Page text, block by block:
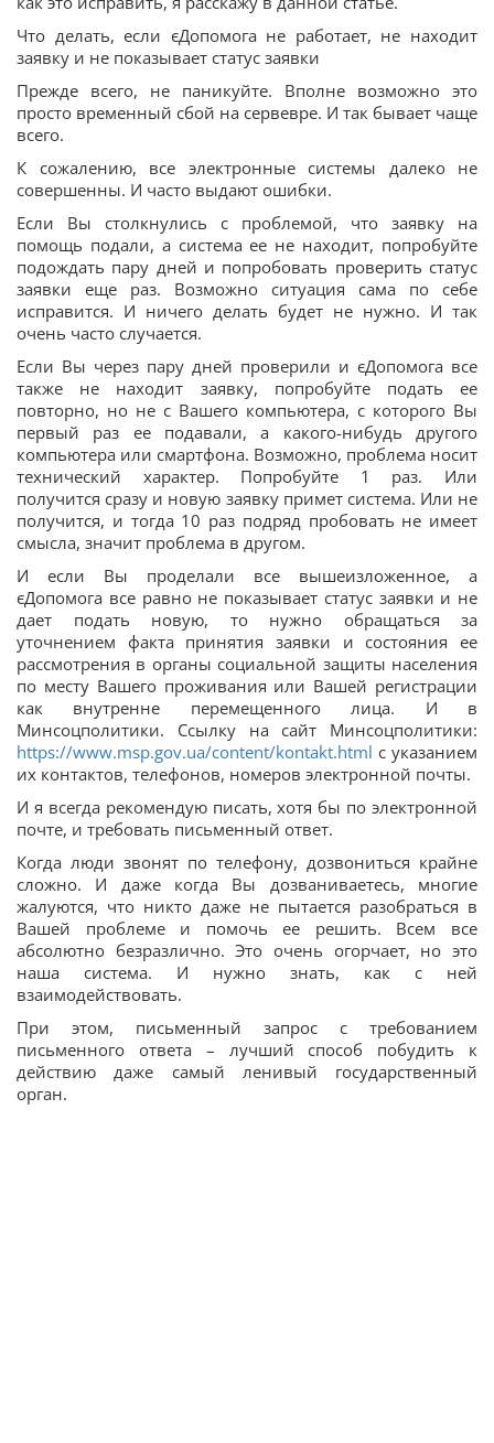
Что делать, если єДопомога не работает, не находит
заявку и не показывает статус заявки
Прежде всего, не паникуйте. Вполне возможно это
просто временный сбой на сервевре. И так бывает чаще
всего.
К сожалению, все электронные системы далеко не
совершенны. И часто выдают ошибки.
Если Вы столкнулись с проблемой, что заявку на
помощь подали, а система ее не находит, попробуйте
подождать пару дней и попробовать проверить статус
заявки еще раз. Возможно ситуация сама по себе
исправится. И ничего делать будет не нужно. И так
очень часто случается.
Если Вы через пару дней проверили и єДопомога все
также не находит заявку, попробуйте подать ее
повторно, но не с Вашего компьютера, с которого Вы
первый раз ее подавали, а какого-нибудь другого
компьютера или смартфона. Возможно, проблема носит
технический характер. Попробуйте 1 раз. Или
получится сразу и новую заявку примет система. Или не
получится, и тогда 10 раз подряд пробовать не имеет
смысла, значит проблема в другом.
И если Вы проделали все вышеизложенное, а
єДопомога все равно не показывает статус заявки и не
дает подать новую, то нужно обращаться за
уточнением факта принятия заявки и состояния ее
рассмотрения в органы социальной защиты населения
по месту Вашего проживания или Вашей регистрации
как внутренне перемещенного лица. И в
Минсоцполитики. Ссылку на сайт Минсоцполитики:
https://www.msp.gov.ua/content/kontakt.html с указанием
их контактов, телефонов, номеров электронной почты.
И я всегда рекомендую писать, хотя бы по электронной
почте, и требовать письменный ответ.
Когда люди звонят по телефону, дозвониться крайне
сложно. И даже когда Вы дозваниваетесь, многие
жалуются, что никто даже не пытается разобраться в
Вашей проблеме и помочь ее решить. Всем все
абсолютно безразлично. Это очень огорчает, но это
наша система. И нужно знать, как с ней
взаимодействовать.
При этом, письменный запрос с требованием
письменного ответа – лучший способ побудить к
действию даже самый ленивый государственный
орган.